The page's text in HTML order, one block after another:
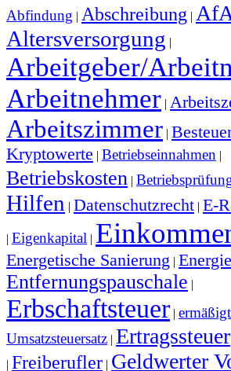
Abfindung | Abschreibung |
Altersversorgung |
Arbeitgeber/
Arbeitnehmer |
Arbeitszimmer |
Kryptowerte | Betriebseinnahmen |
Betriebskosten |
Hilfen | Datenschutzrecht | E-
| Eigenkapital |
Energetische Sanierung |
Entfernungspauschale |
Erbschaftsteuer |
Umsatzsteuersatz | Ertragssteuer
| Freiberufler | Geldwerter